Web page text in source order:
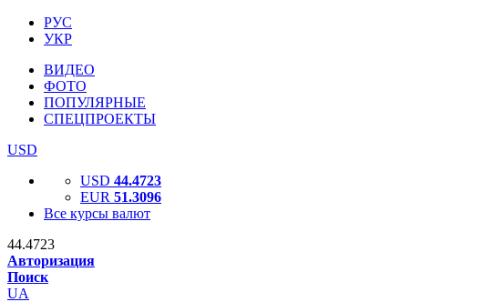
РУС
УКР
ВИДЕО
ФОТО
ПОПУЛЯРНЫЕ
СПЕЦПРОЕКТЫ
USD
USD 44.4723
EUR 51.3096
Все курсы валют
44.4723
Авторизация
Поиск
UA